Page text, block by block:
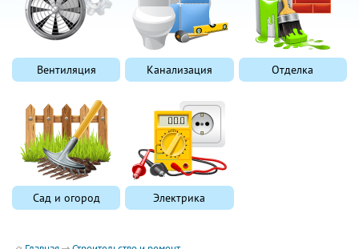
Вентиляция Канализация Отделка
Сад и огород Электрика